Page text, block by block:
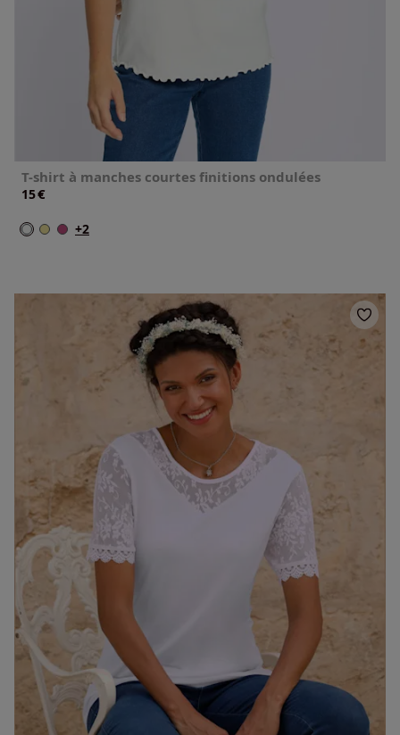
T-shirt à manches courtes finitions ondulées
15€
+2